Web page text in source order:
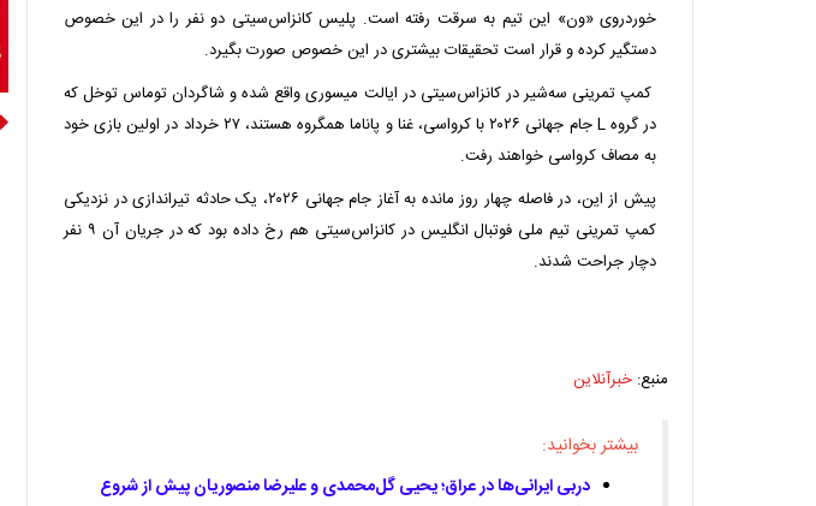
خوردروی «ون» این تیم به سرقت رفته است. پلیس کانزاس‌سیتی دو نفر را در این خصوص
دستگیر کرده و قرار است تحقیقات بیشتری در این خصوص صورت بگیرد.
کمپ تمرینی سه‌شیر در کانزاس‌سیتی در ایالت میسوری واقع شده و شاگردان توماس توخل که
در گروه L جام جهانی ۲۰۲۶ با کرواسی، غنا و پاناما همگروه هستند، ۲۷ خرداد در اولین بازی خود
به مصاف کرواسی خواهند رفت.
پیش از این، در فاصله چهار روز مانده به آغاز جام جهانی ۲۰۲۶، یک حادثه تیراندازی در نزدیکی
کمپ تمرینی تیم ملی فوتبال انگلیس در کانزاس‌سیتی هم رخ داده بود که در جریان آن ۹ نفر
دچار جراحت شدند.
منبع: خبرآنلاین
بیشتر بخوانید:
دربی ایرانی‌ها در عراق؛ یحیی گل‌محمدی و علیرضا منصوریان پیش از شروع